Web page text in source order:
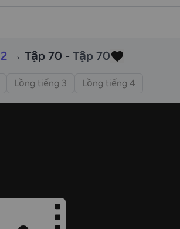
→ Tập 70 - Tập 70
Lồng tiếng 3 Lồng tiếng 4